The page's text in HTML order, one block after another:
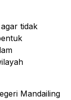
tidak
Mandailing